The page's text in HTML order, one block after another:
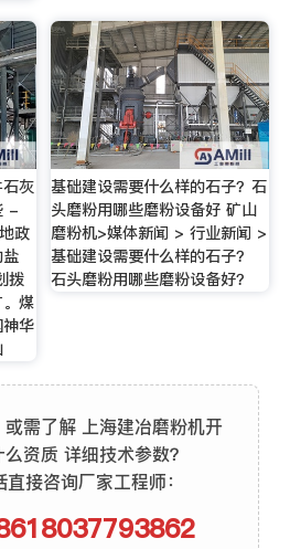
灰
-
政
拨
煤
华
基础建设需要什么样的石子？石
头磨粉用哪些磨粉设备好 矿山
磨粉机>媒体新闻 > 行业新闻 >
基础建设需要什么样的石子？
石头磨粉用哪些磨粉设备好？
需了解 上海建冶磨粉机开
资质 详细技术参数？
接咨询厂家工程师：